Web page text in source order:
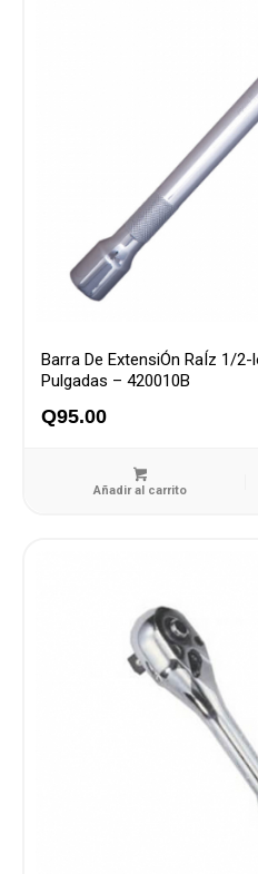
Barra De ExtensiÓn RaÍz 1/
Pulgadas – 420010B
Q95.00
Añadir al carrito